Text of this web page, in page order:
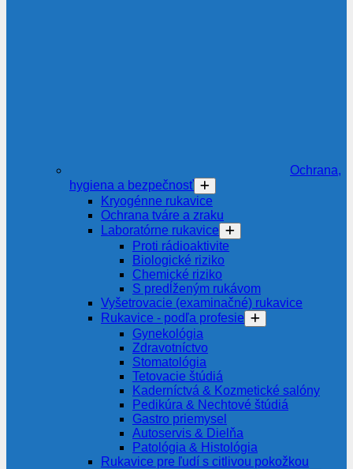
Ochrana,
hygiena a bezpečnosť
Kryogénne rukavice
Ochrana tváre a zraku
Laboratórne rukavice
Proti rádioaktivite
Biologické riziko
Chemické riziko
S predĺženým rukávom
Vyšetrovacie (examinačné) rukavice
Rukavice - podľa profesie
Gynekológia
Zdravotníctvo
Stomatológia
Tetovacie štúdiá
Kaderníctvá & Kozmetické salóny
Pedikúra & Nechtové štúdiá
Gastro priemysel
Autoservis & Dielňa
Patológia & Histológia
Rukavice pre ľudí s citlivou pokožkou